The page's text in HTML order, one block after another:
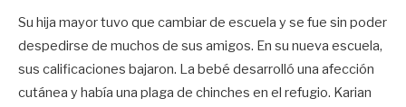
Su hija mayor tuvo que cambiar de escuela y se fue sin poder
despedirse de muchos de sus amigos. En su nueva escuela,
sus calificaciones bajaron. La bebé desarrolló una afección
cutánea y había una plaga de chinches en el refugio. Karian